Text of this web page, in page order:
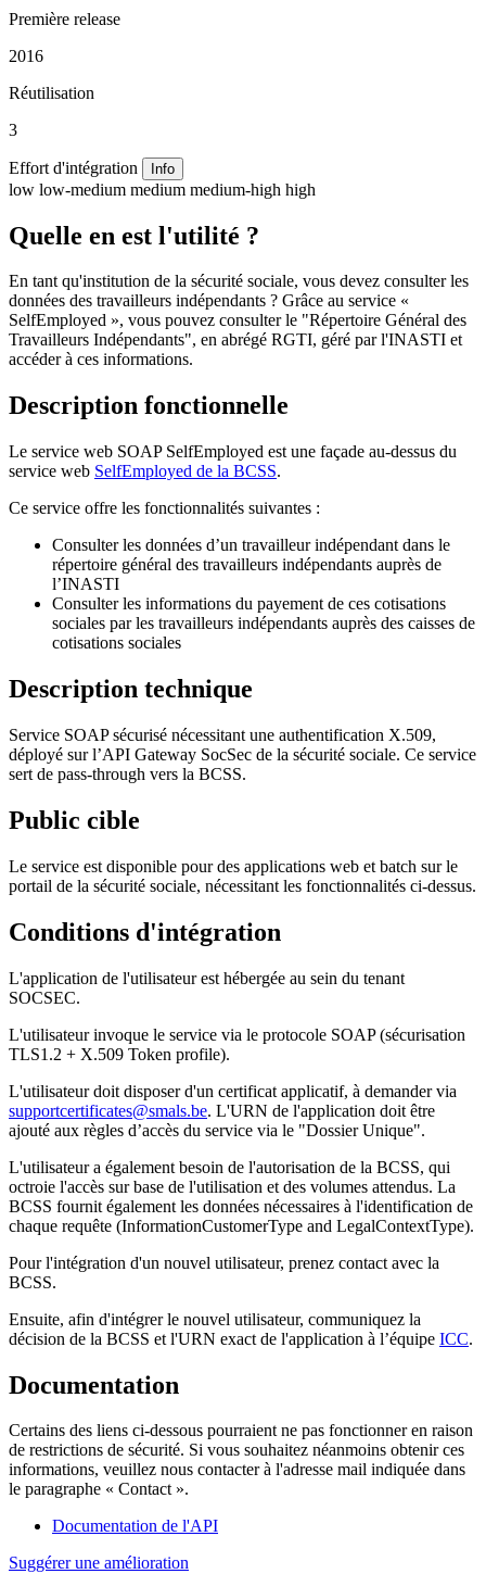
Première release
2016
Réutilisation
3
Effort d'intégration Info
low low-medium medium medium-high high
Quelle en est l'utilité ?
En tant qu'institution de la sécurité sociale, vous devez consulter les
données des travailleurs indépendants ? Grâce au service «
SelfEmployed », vous pouvez consulter le "Répertoire Général des
Travailleurs Indépendants", en abrégé RGTI, géré par l'INASTI et
accéder à ces informations.
Description fonctionnelle
Le service web SOAP SelfEmployed est une façade au-dessus du
service web SelfEmployed de la BCSS.
Ce service offre les fonctionnalités suivantes :
Consulter les données d’un travailleur indépendant dans le
répertoire général des travailleurs indépendants auprès de
l’INASTI
Consulter les informations du payement de ces cotisations
sociales par les travailleurs indépendants auprès des caisses de
cotisations sociales
Description technique
Service SOAP sécurisé nécessitant une authentification X.509,
déployé sur l’API Gateway SocSec de la sécurité sociale. Ce service
sert de pass-through vers la BCSS.
Public cible
Le service est disponible pour des applications web et batch sur le
portail de la sécurité sociale, nécessitant les fonctionnalités ci-dessus.
Conditions d'intégration
L'application de l'utilisateur est hébergée au sein du tenant
SOCSEC.
L'utilisateur invoque le service via le protocole SOAP (sécurisation
TLS1.2 + X.509 Token profile).
L'utilisateur doit disposer d'un certificat applicatif, à demander via
supportcertificates@smals.be. L'URN de l'application doit être
ajouté aux règles d’accès du service via le "Dossier Unique".
L'utilisateur a également besoin de l'autorisation de la BCSS, qui
octroie l'accès sur base de l'utilisation et des volumes attendus. La
BCSS fournit également les données nécessaires à l'identification de
chaque requête (InformationCustomerType and LegalContextType).
Pour l'intégration d'un nouvel utilisateur, prenez contact avec la
BCSS.
Ensuite, afin d'intégrer le nouvel utilisateur, communiquez la
décision de la BCSS et l'URN exact de l'application à l’équipe ICC.
Documentation
Certains des liens ci-dessous pourraient ne pas fonctionner en raison
de restrictions de sécurité. Si vous souhaitez néanmoins obtenir ces
informations, veuillez nous contacter à l'adresse mail indiquée dans
le paragraphe « Contact ».
Documentation de l'API
Suggérer une amélioration